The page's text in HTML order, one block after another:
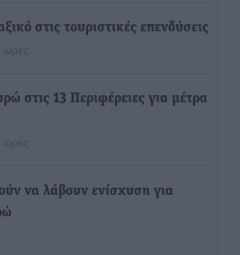
στις τουριστικές επενδύσεις
στις 13 Περιφέρειες για μέτρα
να λάβουν ενίσχυση για